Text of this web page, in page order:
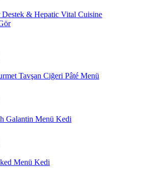
Destek & Hepatic Vital Cuisine
Tavşan Ciğeri Pâté Menü
Galantin Menü Kedi
Menü Kedi